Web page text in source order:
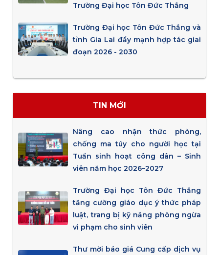
Trường Đại học Tôn Đức Thắng
Trường Đại học Tôn Đức Thắng và
tỉnh Gia Lai đẩy mạnh hợp tác giai
đoạn 2026 - 2030
TIN MỚI
Nâng cao nhận thức phòng,
chống ma túy cho người học tại
Tuần sinh hoạt công dân – Sinh
viên năm học 2026–2027
Trường Đại học Tôn Đức Thắng
tăng cường giáo dục ý thức pháp
luật, trang bị kỹ năng phòng ngừa
vi phạm cho sinh viên
Thư mời báo giá Cung cấp dịch vụ